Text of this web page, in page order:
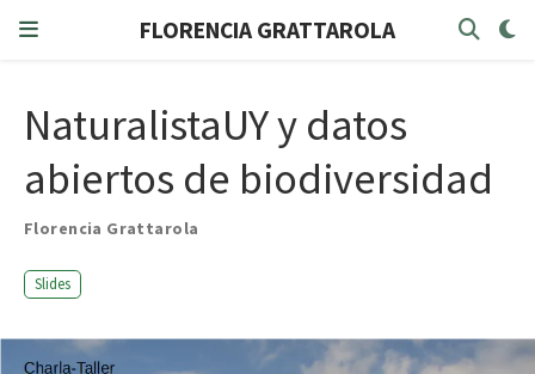
FLORENCIA GRATTAROLA
NaturalistaUY y datos
abiertos de biodiversidad
Florencia Grattarola
Slides